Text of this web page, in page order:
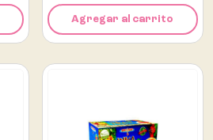
Agregar al carrito